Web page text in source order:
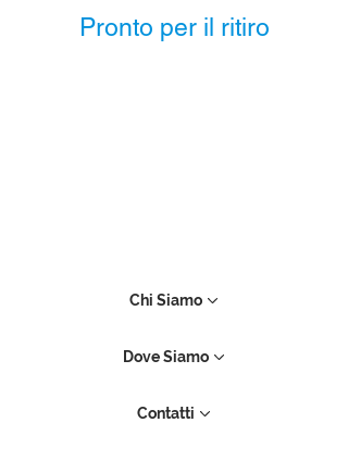
Pronto per il ritiro
Chi Siamo
Dove Siamo
Contatti